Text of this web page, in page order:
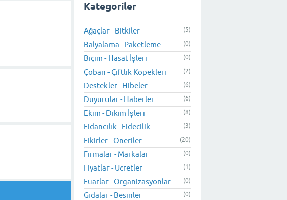
Kategoriler
Ağaçlar - Bitkiler (5)
Balyalama - Paketleme (0)
Biçim - Hasat İşleri (0)
Çoban - Çiftlik Köpekleri (2)
Destekler - Hibeler (6)
Duyurular - Haberler (6)
Ekim - Dikim İşleri (8)
Fidancılık - Fidecilik (3)
Fikirler - Öneriler (20)
Firmalar - Markalar (0)
Fiyatlar - Ücretler (1)
Fuarlar - Organizasyonlar (0)
Gıdalar - Besinler (0)